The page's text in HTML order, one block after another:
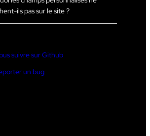
ils pas sur le site ?
suivre sur Github
un bug